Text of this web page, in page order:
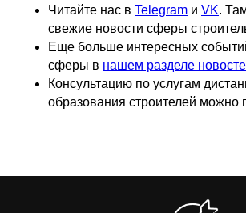
Читайте нас в Telegram и VK.
свежие новости сферы
Еще больше интересных
сферы в нашем разделе
Консультацию по услугам
образования строителей можно